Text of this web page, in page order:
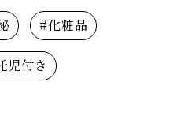
#化粧品
児付き